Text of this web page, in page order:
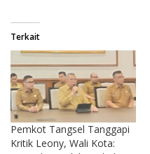
Terkait
Pemkot Tangsel Tanggapi
Kritik Leony, Wali Kota: